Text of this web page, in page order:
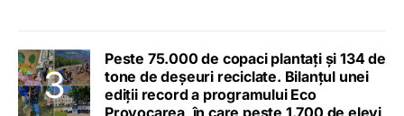
Peste 75.000 de copaci plantați și 134 de
tone de deșeuri reciclate. Bilanțul unei
ediții record a programului Eco